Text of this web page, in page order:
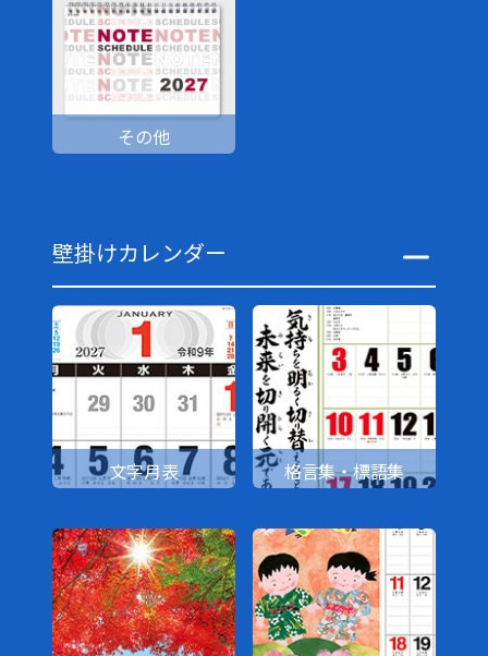
その他
壁掛けカレンダー
文字月表 格言集・標語集